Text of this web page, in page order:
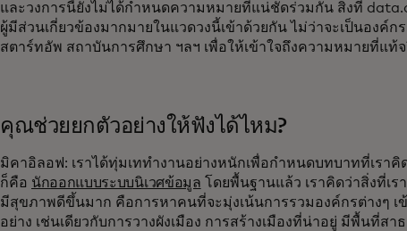
และวงการนี้ยังไม่ได้กำหนดความหมายที่แน่ชัดร่วมกัน สิ่งที่
ผู้มีส่วนเกี่ยวข้องมากมายในแวดวงนี้เข้าด้วยกัน ไม่ว่าจะเป็นองค์ก
สตาร์ทอัพ สถาบันการศึกษา ฯลฯ เพื่อให้เข้าใจถึงความหมายที่แท้
คุณช่วยยกตัวอย่างให้ฟังได้ไหม?
มิคาอิลอฟ: เราได้ทุ่มเททำงานอย่างหนักเพื่อกำหนดบทบาทที่เรา
ก็คือ นักออกแบบระบบนิเวศข้อมูล โดยพื้นฐานแล้ว เราคิดว่าสิ่งที่เ
มีสุขภาพดีขึ้นมาก คือการหาคนที่จะมุ่งเน้นการรวมองค์กรต่างๆ เ
อย่าง เช่นเดียวกับการวางผังเมือง การสร้างเมืองที่น่าอยู่ มีพื้นที่